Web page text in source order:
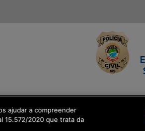
ajudar a compreender
15.572/2020 que trata da